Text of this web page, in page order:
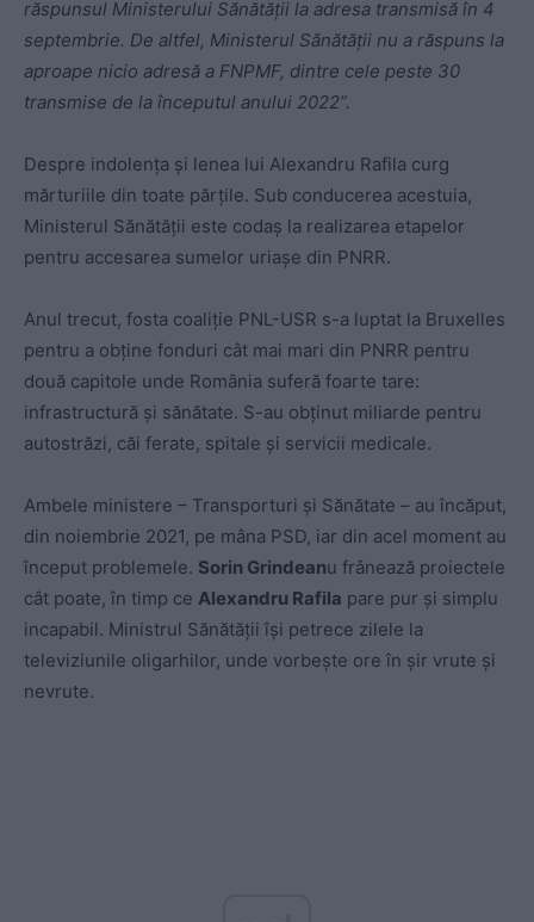
răspunsul Ministerului Sănătății la adresa transmisă în 4
septembrie. De altfel, Ministerul Sănătății nu a răspuns la
aproape nicio adresă a FNPMF, dintre cele peste 30
transmise de la începutul anului 2022”.
Despre indolența și lenea lui Alexandru Rafila curg
mărturiile din toate părțile. Sub conducerea acestuia,
Ministerul Sănătății este codaș la realizarea etapelor
pentru accesarea sumelor uriașe din PNRR.
Anul trecut, fosta coaliție PNL-USR s-a luptat la Bruxelles
pentru a obține fonduri cât mai mari din PNRR pentru
două capitole unde România suferă foarte tare:
infrastructură și sănătate. S-au obținut miliarde pentru
autostrăzi, căi ferate, spitale și servicii medicale.
Ambele ministere – Transporturi și Sănătate – au încăput,
din noiembrie 2021, pe mâna PSD, iar din acel moment au
început problemele. Sorin Grindeanu frânează proiectele
cât poate, în timp ce Alexandru Rafila pare pur și simplu
incapabil. Ministrul Sănătății își petrece zilele la
televiziunile oligarhilor, unde vorbește ore în șir vrute și
nevrute.